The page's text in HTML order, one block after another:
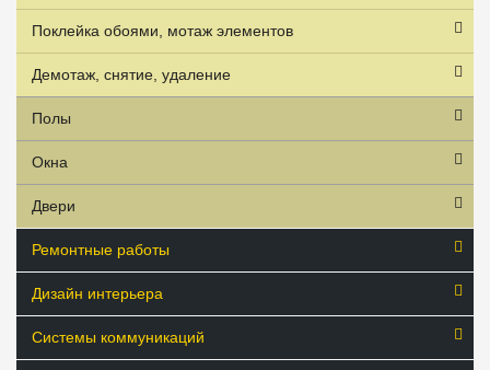
Поклейка обоями, мотаж элементов
Демотаж, снятие, удаление
Полы
Окна
Двери
Ремонтные работы
Дизайн интерьера
Системы коммуникаций